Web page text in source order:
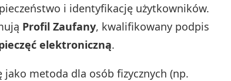
i identyfikację użytkowników.
Profil Zaufany, kwalifikowany podpis
elektroniczną.
jako metoda dla osób fizycznych (np.